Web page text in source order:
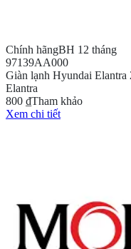
Chính hãngBH 12 tháng
97139AA000
Giàn lạnh Hyundai
Elantra
800 ₫Tham khảo
Xem chi tiết